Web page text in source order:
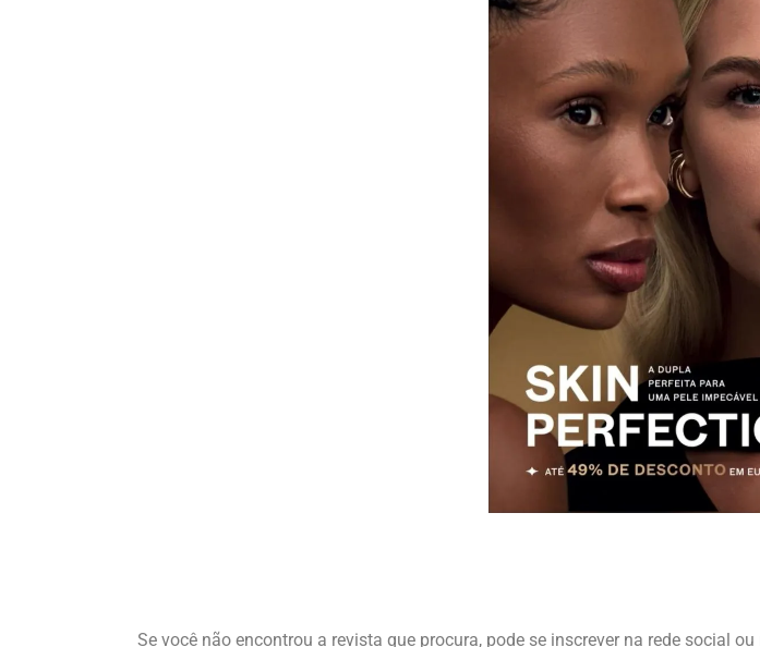
Se você não encontrou a revista que procura, pode se inscrever na rede social